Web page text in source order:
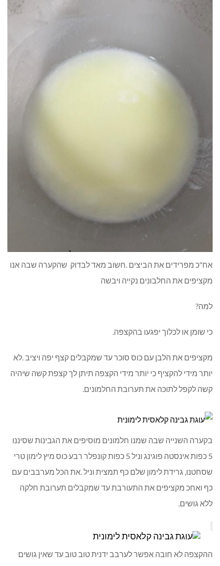
אח"כ מפרידים את הביצים .חשוב מאד לבדוק שהקערה שבה אנו
מקציפים את החלבונים נקייה ויבשה
למה?
כי שומן או לכלוך יפגעו בהקצפה.
מקציפים את הלבן עם כוס סוכר עד שמקבלים קצף יפה ויציב .לא
יותר מידי להקציף כי יותר מידי הקצפה תיתן לך קצפת קשה שיהיה
קשה לקפל לתוכה את תערובת החלמונים.
בקערה השנייה שבה שמנו חלמונים מוסיפים את הגבינות שסיננו
5 כפות אינסטה פוגינג וניל 5 כפות קונפלר רבע כוס מיץ לימון טרי
שסחטנו, גרידת לימון שלם כף תמצית וניל .את הכל מערבבים עם
כף ואחכ מקציפים את התעורבת עד שמקבלים תערובת חלקה
ללא גושים.
ההקצפה לא חובה אפשר לערבב ידנית טוב טוב עד שאין גושים